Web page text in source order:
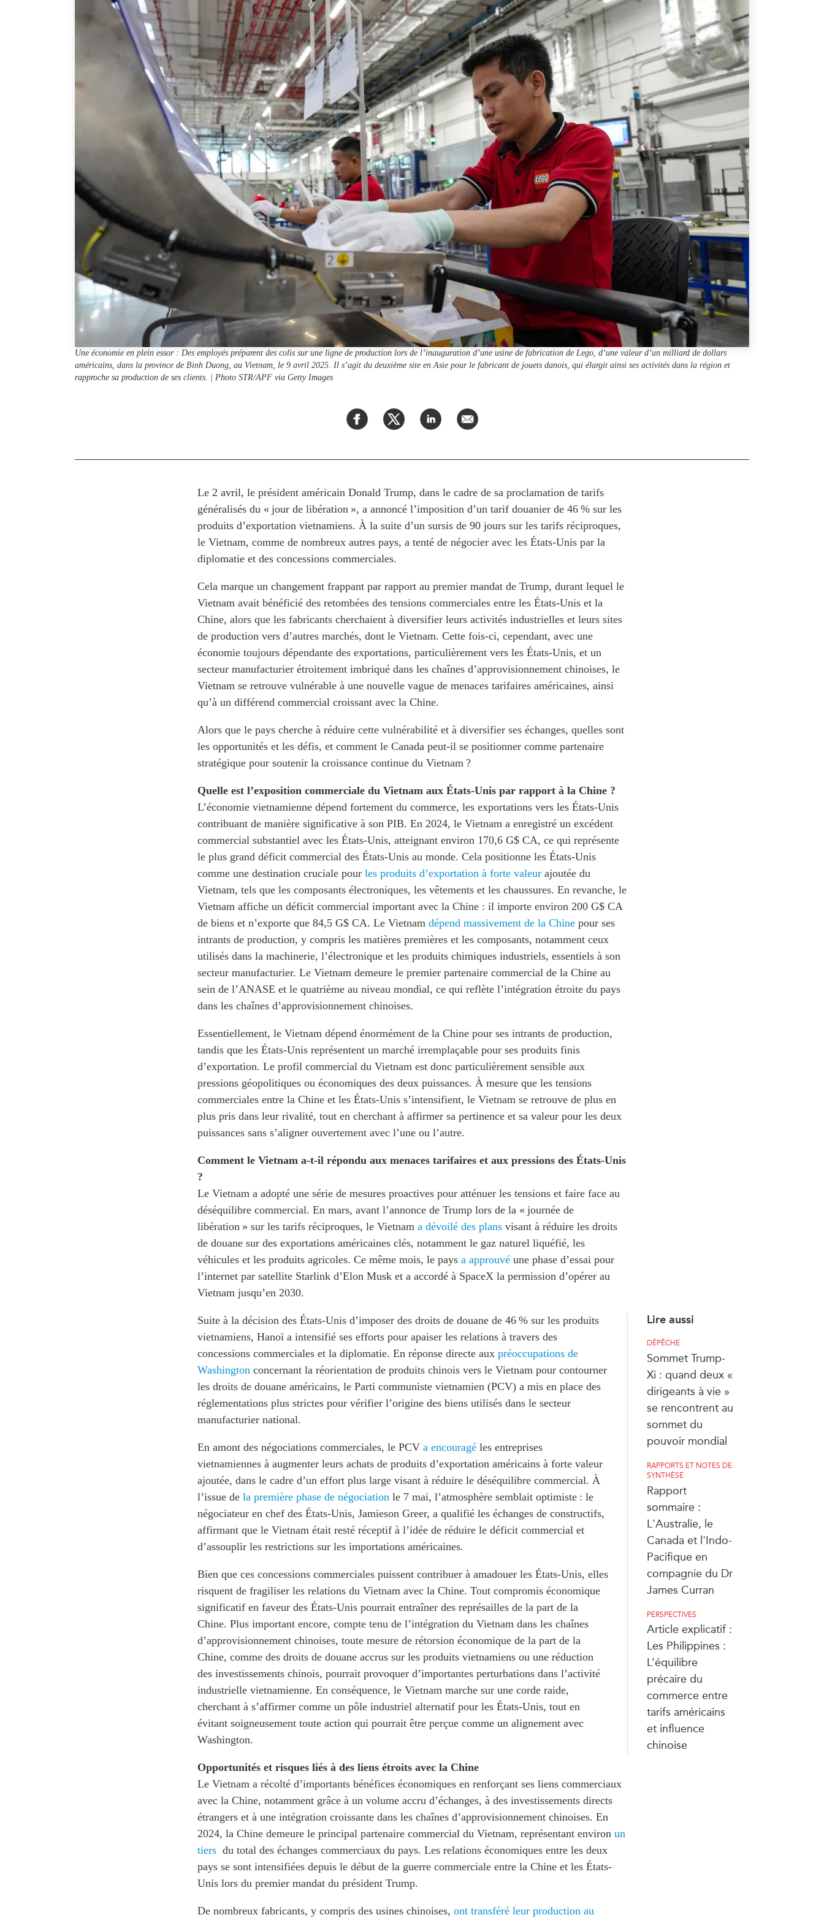
PROGRAMMES
Initiative indo-pacifique
Dialogues et tables rondes
Centre sur les minéraux critiques
du Canada et de l’Indo-Pacifique
Enjeux émergents
En éducation
Missions commerciales féminines
Le Partenariat APEC-Canada pour
la croissance des entreprises
Partenaires institutionnels
ÉVÉNEMENTS
Tous les événements
Canada
Asie
Virtual
CCEA
PUBLICATIONS
Observatoire Asie
Perspectives
Dépêches
Rapports et notes de synthèse
Réflexions stratégiques
Explications
Études de cas
Sondages
Séries spéciales
Pleins feux
CPTPP Portal
Une économie en plein essor : Des employés préparent des colis sur une ligne de production lors de l’inauguration d’une usine de fabrication de Lego, d’une valeur d’un milliard de dollars
américains, dans la province de Binh Duong, au Vietnam, le 9 avril 2025. Il s’agit du deuxième site en Asie pour le fabricant de jouets danois, qui élargit ainsi ses activités dans la région et
rapproche sa production de ses clients. | Photo STR/APF via Getty Images
Le 2 avril, le président américain Donald Trump, dans le cadre de sa proclamation de tarifs
généralisés du « jour de libération », a annoncé l’imposition d’un tarif douanier de 46 % sur les
produits d’exportation vietnamiens. À la suite d’un sursis de 90 jours sur les tarifs réciproques,
le Vietnam, comme de nombreux autres pays, a tenté de négocier avec les États-Unis par la
diplomatie et des concessions commerciales.
Cela marque un changement frappant par rapport au premier mandat de Trump, durant lequel le
Vietnam avait bénéficié des retombées des tensions commerciales entre les États-Unis et la
Chine, alors que les fabricants cherchaient à diversifier leurs activités industrielles et leurs sites
de production vers d’autres marchés, dont le Vietnam. Cette fois-ci, cependant, avec une
économie toujours dépendante des exportations, particulièrement vers les États-Unis, et un
secteur manufacturier étroitement imbriqué dans les chaînes d’approvisionnement chinoises, le
Vietnam se retrouve vulnérable à une nouvelle vague de menaces tarifaires américaines, ainsi
qu’à un différend commercial croissant avec la Chine.
Alors que le pays cherche à réduire cette vulnérabilité et à diversifier ses échanges, quelles sont
les opportunités et les défis, et comment le Canada peut-il se positionner comme partenaire
stratégique pour soutenir la croissance continue du Vietnam ?
Quelle est l’exposition commerciale du Vietnam aux États-Unis par rapport à la Chine ?
L’économie vietnamienne dépend fortement du commerce, les exportations vers les États-Unis
contribuant de manière significative à son PIB. En 2024, le Vietnam a enregistré un excédent
commercial substantiel avec les États-Unis, atteignant environ 170,6 G$ CA, ce qui représente
le plus grand déficit commercial des États-Unis au monde. Cela positionne les États-Unis
comme une destination cruciale pour les produits d’exportation à forte valeur ajoutée du
Vietnam, tels que les composants électroniques, les vêtements et les chaussures. En revanche, le
Vietnam affiche un déficit commercial important avec la Chine : il importe environ 200 G$ CA
de biens et n’exporte que 84,5 G$ CA. Le Vietnam dépend massivement de la Chine pour ses
intrants de production, y compris les matières premières et les composants, notamment ceux
utilisés dans la machinerie, l’électronique et les produits chimiques industriels, essentiels à son
secteur manufacturier. Le Vietnam demeure le premier partenaire commercial de la Chine au
sein de l’ANASE et le quatrième au niveau mondial, ce qui reflète l’intégration étroite du pays
dans les chaînes d’approvisionnement chinoises.
Essentiellement, le Vietnam dépend énormément de la Chine pour ses intrants de production,
tandis que les États-Unis représentent un marché irremplaçable pour ses produits finis
d’exportation. Le profil commercial du Vietnam est donc particulièrement sensible aux
pressions géopolitiques ou économiques des deux puissances. À mesure que les tensions
commerciales entre la Chine et les États-Unis s’intensifient, le Vietnam se retrouve de plus en
plus pris dans leur rivalité, tout en cherchant à affirmer sa pertinence et sa valeur pour les deux
puissances sans s’aligner ouvertement avec l’une ou l’autre.
Comment le Vietnam a-t-il répondu aux menaces tarifaires et aux pressions des États-Unis
?
Le Vietnam a adopté une série de mesures proactives pour atténuer les tensions et faire face au
déséquilibre commercial. En mars, avant l’annonce de Trump lors de la « journée de
libération » sur les tarifs réciproques, le Vietnam a dévoilé des plans visant à réduire les droits
de douane sur des exportations américaines clés, notamment le gaz naturel liquéfié, les
véhicules et les produits agricoles. Ce même mois, le pays a approuvé une phase d’essai pour
l’internet par satellite Starlink d’Elon Musk et a accordé à SpaceX la permission d’opérer au
Vietnam jusqu’en 2030.
Lire aussi
DÉPÊCHE
Sommet Trump-
Xi : quand deux «
dirigeants à vie »
se rencontrent au
sommet du
pouvoir mondial
RAPPORTS ET NOTES DE
SYNTHÈSE
Rapport
sommaire :
L'Australie, le
Canada et l'Indo-
Pacifique en
compagnie du Dr
James Curran
PERSPECTIVES
Article explicatif :
Les Philippines :
L’équilibre
précaire du
commerce entre
tarifs américains
et influence
chinoise
Suite à la décision des États-Unis d’imposer des droits de douane de 46 % sur les produits
vietnamiens, Hanoï a intensifié ses efforts pour apaiser les relations à travers des
concessions commerciales et la diplomatie. En réponse directe aux préoccupations de
Washington concernant la réorientation de produits chinois vers le Vietnam pour contourner
les droits de douane américains, le Parti communiste vietnamien (PCV) a mis en place des
réglementations plus strictes pour vérifier l’origine des biens utilisés dans le secteur
manufacturier national.
En amont des négociations commerciales, le PCV a encouragé les entreprises
vietnamiennes à augmenter leurs achats de produits d’exportation américains à forte valeur
ajoutée, dans le cadre d’un effort plus large visant à réduire le déséquilibre commercial. À
l’issue de la première phase de négociation le 7 mai, l’atmosphère semblait optimiste : le
négociateur en chef des États-Unis, Jamieson Greer, a qualifié les échanges de constructifs,
affirmant que le Vietnam était resté réceptif à l’idée de réduire le déficit commercial et
d’assouplir les restrictions sur les importations américaines.
Bien que ces concessions commerciales puissent contribuer à amadouer les États-Unis, elles
risquent de fragiliser les relations du Vietnam avec la Chine. Tout compromis économique
significatif en faveur des États-Unis pourrait entraîner des représailles de la part de la
Chine. Plus important encore, compte tenu de l’intégration du Vietnam dans les chaînes
d’approvisionnement chinoises, toute mesure de rétorsion économique de la part de la
Chine, comme des droits de douane accrus sur les produits vietnamiens ou une réduction
des investissements chinois, pourrait provoquer d’importantes perturbations dans l’activité
industrielle vietnamienne. En conséquence, le Vietnam marche sur une corde raide,
cherchant à s’affirmer comme un pôle industriel alternatif pour les États-Unis, tout en
évitant soigneusement toute action qui pourrait être perçue comme un alignement avec
Washington.
Opportunités et risques liés à des liens étroits avec la Chine
Le Vietnam a récolté d’importants bénéfices économiques en renforçant ses liens commerciaux
avec la Chine, notamment grâce à un volume accru d’échanges, à des investissements directs
étrangers et à une intégration croissante dans les chaînes d’approvisionnement chinoises. En
2024, la Chine demeure le principal partenaire commercial du Vietnam, représentant environ un
tiers du total des échanges commerciaux du pays. Les relations économiques entre les deux
pays se sont intensifiées depuis le début de la guerre commerciale entre la Chine et les États-
Unis lors du premier mandat du président Trump.
De nombreux fabricants, y compris des usines chinoises, ont transféré leur production au